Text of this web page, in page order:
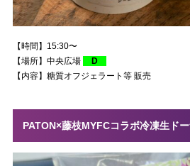
【時間】15:30〜
【場所】中央広場
D
【内容】糖質オフジェラート等 販売
PATON×藤枝MYFCコラボ冷凍生ド